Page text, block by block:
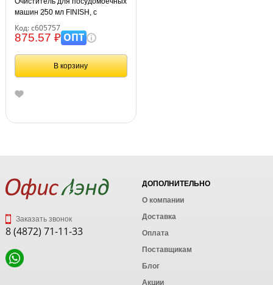
машин 250 мл FINISH, с
Код: с605757
875.57 ₽ОПТ
В корзину
Заказать звонок
8 (4872) 71-11-33
ДОПОЛНИТЕЛЬНО
О компании
Доставка
Оплата
Поставщикам
Блог
Акции